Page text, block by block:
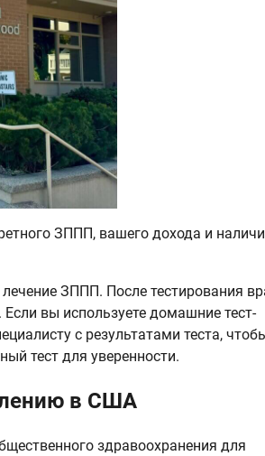
ЗППП, вашего дохода и
ЗППП. После тестирования
вы используете домашние тест-
с результатами теста,
тест для уверенности.
в США
здравоохранения для